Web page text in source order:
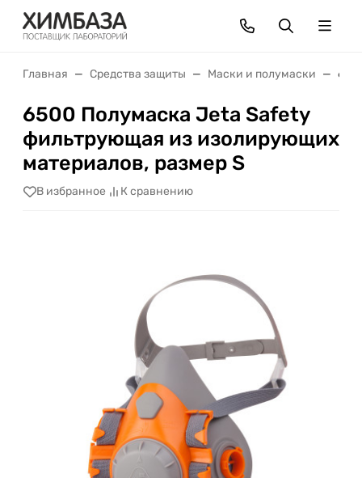
Главная Средства защиты Маски и полумаски
6500 Полумаска Jeta Safety
фильтрующая из изолирующих
материалов, размер S
В избранное К сравнению